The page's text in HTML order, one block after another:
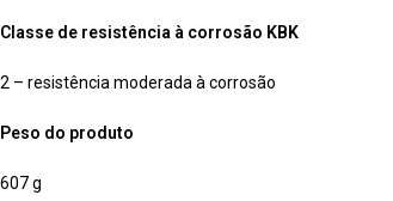
Classe de resistência à corrosão KBK
2 – resistência moderada à corrosão
Peso do produto
607 g